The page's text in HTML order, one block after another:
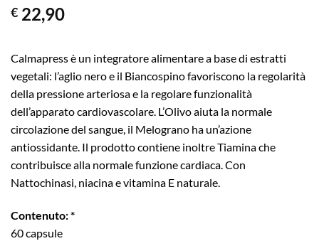
€ 22,90
Calmapress è un integratore alimentare a base di estratti
vegetali: l’aglio nero e il Biancospino favoriscono la regolarità
della pressione arteriosa e la regolare funzionalità
dell’apparato cardiovascolare. L’Olivo aiuta la normale
circolazione del sangue, il Melograno ha un’azione
antiossidante. Il prodotto contiene inoltre Tiamina che
contribuisce alla normale funzione cardiaca. Con
Nattochinasi, niacina e vitamina E naturale.
Contenuto: *
60 capsule